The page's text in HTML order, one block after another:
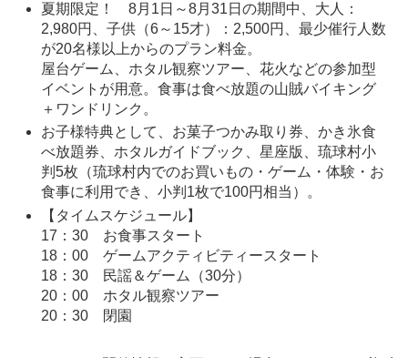
夏期限定！ 8月1日～8月31日の期間中、大人：
2,980円、子供（6～15才）：2,500円、最少催行人数
が20名様以上からのプラン料金。
屋台ゲーム、ホタル観察ツアー、花火などの参加型
イベントが用意。食事は食べ放題の山賊バイキング
＋ワンドリンク。
お子様特典として、お菓子つかみ取り券、かき氷食
べ放題券、ホタルガイドブック、星座版、琉球村小
判5枚（琉球村内でのお買いもの・ゲーム・体験・お
食事に利用でき、小判1枚で100円相当）。
【タイムスケジュール】
17：30 お食事スタート
18：00 ゲームアクティビティースタート
18：30 民謡＆ゲーム（30分）
20：00 ホタル観察ツアー
20：30 閉園